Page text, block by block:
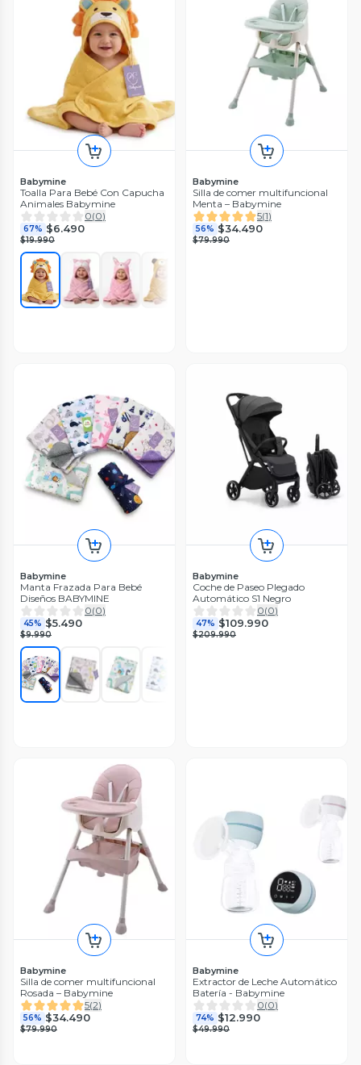
Babymine
Toalla Para Bebé Con Capucha
Animales Babymine
0(0)
67% $6.490
$19.990
Babymine
Silla de comer multifuncional
Menta – Babymine
5(1)
56% $34.490
$79.990
Babymine
Manta Frazada Para Bebé
Diseños BABYMINE
0(0)
45% $5.490
$9.990
Babymine
Coche de Paseo Plegado
Automático S1 Negro
0(0)
47% $109.990
$209.990
Babymine
Silla de comer multifuncional
Rosada – Babymine
5(2)
56% $34.490
$79.990
Babymine
Extractor de Leche Automático
Batería - Babymine
0(0)
74% $12.990
$49.990